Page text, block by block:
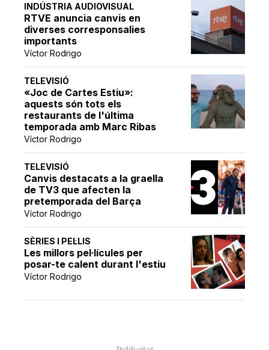
INDÚSTRIA AUDIOVISUAL
RTVE anuncia canvis en
diverses corresponsalies
importants
Víctor Rodrigo
TELEVISIÓ
«Joc de Cartes Estiu»:
aquests són tots els
restaurants de l'última
temporada amb Marc Ribas
Víctor Rodrigo
TELEVISIÓ
Canvis destacats a la graella
de TV3 que afecten la
pretemporada del Barça
Víctor Rodrigo
SÈRIES I PEL·LIS
Les millors pel·lícules per
posar-te calent durant l'estiu
Víctor Rodrigo